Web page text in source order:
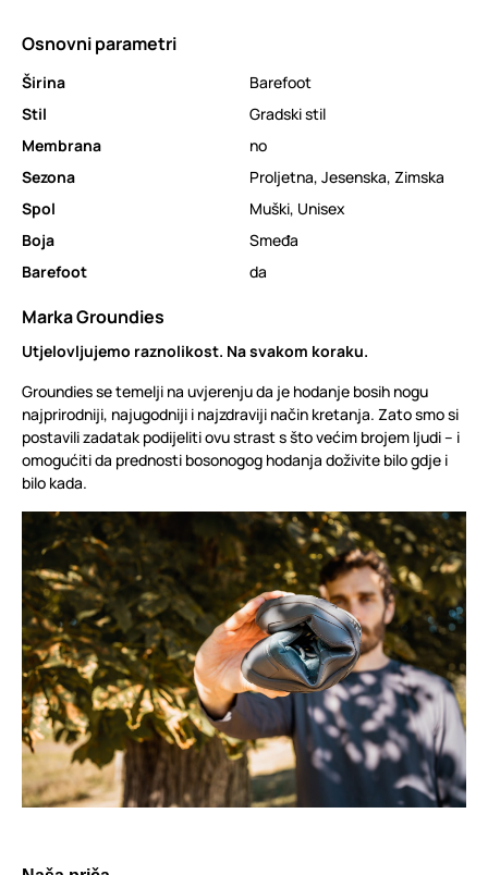
Osnovni parametri
Širina
Barefoot
Stil
Gradski stil
Membrana
no
Sezona
Proljetna, Jesenska, Zimska
Spol
Muški, Unisex
Boja
Smeđa
Barefoot
da
Marka Groundies
Utjelovljujemo raznolikost. Na svakom koraku.
Groundies se temelji na uvjerenju da je hodanje bosih nogu
najprirodniji, najugodniji i najzdraviji način kretanja. Zato smo si
postavili zadatak podijeliti ovu strast s što većim brojem ljudi – i
omogućiti da prednosti bosonogog hodanja doživite bilo gdje i
bilo kada.